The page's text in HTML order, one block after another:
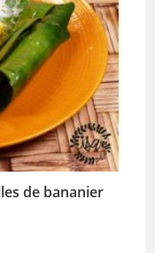
de bananier